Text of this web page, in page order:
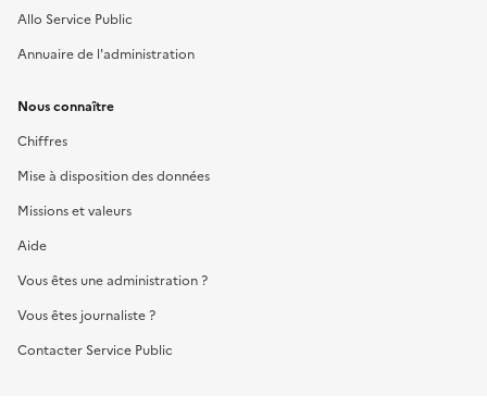
Allo Service Public
Annuaire de l'administration
Nous connaître
Chiffres
Mise à disposition des données
Missions et valeurs
Aide
Vous êtes une administration ?
Vous êtes journaliste ?
Contacter Service Public